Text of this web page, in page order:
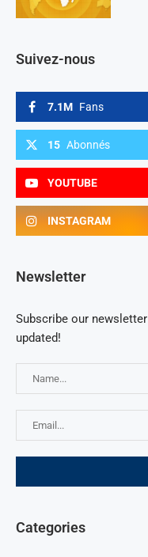
Suivez-nous
7.1M Fans
15 Abonnés
YOUTUBE
INSTAGRAM
Newsletter
Subscribe our
updated!
Categories